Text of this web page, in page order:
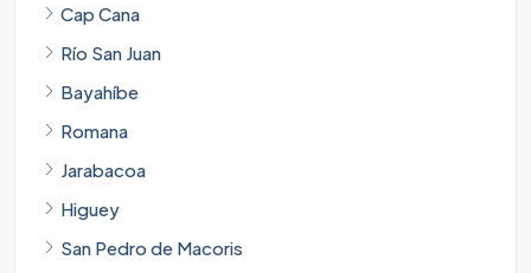
Cap Cana
Río San Juan
Bayahíbe
Romana
Jarabacoa
Higuey
San Pedro de Macoris